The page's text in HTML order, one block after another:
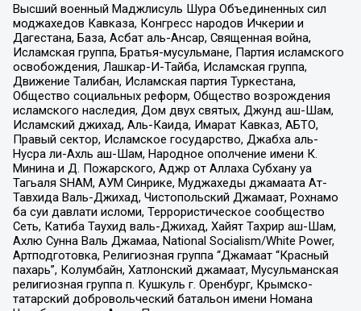
Высший военный Маджлисуль Шура Объединенных сил
моджахедов Кавказа, Конгресс народов Ичкерии и
Дагестана, База, Асбат аль-Ансар, Священная война,
Исламская группа, Братья-мусульмане, Партия исламского
освобождения, Лашкар-И-Тайба, Исламская группа,
Движение Талибан, Исламская партия Туркестана,
Общество социальных реформ, Общество возрождения
исламского наследия, Дом двух святых, Джунд аш-Шам,
Исламский джихад, Аль-Каида, Имарат Кавказ, АБТО,
Правый сектор, Исламское государство, Джабха аль-
Нусра ли-Ахль аш-Шам, Народное ополчение имени К.
Минина и Д. Пожарского, Аджр от Аллаха Субхану уа
Тагьаля SHAM, АУМ Синрике, Муджахеды джамаата Ат-
Тавхида Валь-Джихад, Чистопольский Джамаат, Рохнамо
ба суи давлати исломи, Террористическое сообщество
Сеть, Катиба Таухид валь-Джихад, Хайят Тахрир аш-Шам,
Ахлю Сунна Валь Джамаа, National Socialism/White Power,
Артподготовка, Религиозная группа “Джамаат “Красный
пахарь”, Колумбайн, Хатлонский джамаат, Мусульманская
религиозная группа п. Кушкуль г. Оренбург, Крымско-
татарский добровольческий батальон имени Номана